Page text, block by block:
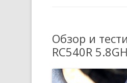
Обзор и
RC540R